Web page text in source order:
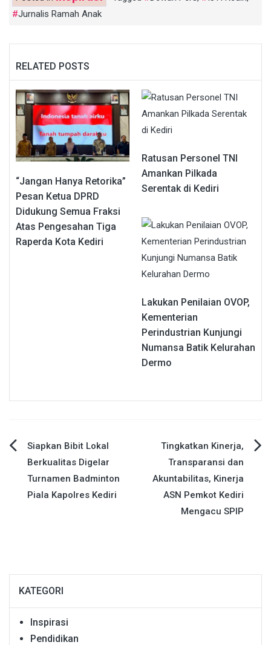
Jurnalis Ramah Anak
RELATED POSTS
“Jangan Hanya Retorika”
Pesan Ketua DPRD
Didukung Semua Fraksi
Atas Pengesahan Tiga
Raperda Kota Kediri
Ratusan Personel TNI
Amankan Pilkada
Serentak di Kediri
Lakukan Penilaian OVOP,
Kementerian
Perindustrian Kunjungi
Numansa Batik Kelurahan
Dermo
Navigasi
pos
Siapkan Bibit Lokal
Berkualitas Digelar
Turnamen Badminton
Piala Kapolres Kediri
Tingkatkan Kinerja,
Transparansi dan
Akuntabilitas, Kinerja
ASN Pemkot Kediri
Mengacu SPIP
KATEGORI
Inspirasi
Pendidikan